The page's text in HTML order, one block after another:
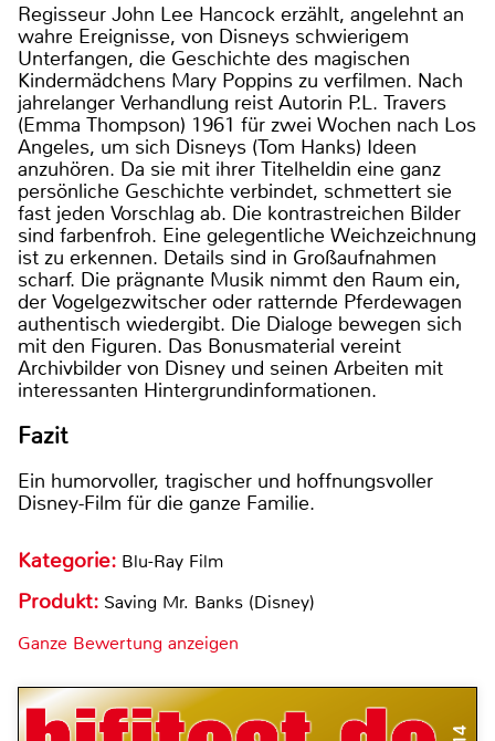
Regisseur John Lee Hancock erzählt, angelehnt an
wahre Ereignisse, von Disneys schwierigem
Unterfangen, die Geschichte des magischen
Kindermädchens Mary Poppins zu verfilmen. Nach
jahrelanger Verhandlung reist Autorin P.L. Travers
(Emma Thompson) 1961 für zwei Wochen nach Los
Angeles, um sich Disneys (Tom Hanks) Ideen
anzuhören. Da sie mit ihrer Titelheldin eine ganz
persönliche Geschichte verbindet, schmettert sie
fast jeden Vorschlag ab. Die kontrastreichen Bilder
sind farbenfroh. Eine gelegentliche Weichzeichnung
ist zu erkennen. Details sind in Großaufnahmen
scharf. Die prägnante Musik nimmt den Raum ein,
der Vogelgezwitscher oder ratternde Pferdewagen
authentisch wiedergibt. Die Dialoge bewegen sich
mit den Figuren. Das Bonusmaterial vereint
Archivbilder von Disney und seinen Arbeiten mit
interessanten Hintergrundinformationen.
Fazit
Ein humorvoller, tragischer und hoffnungsvoller
Disney-Film für die ganze Familie.
Kategorie: Blu-Ray Film
Produkt: Saving Mr. Banks (Disney)
Ganze Bewertung anzeigen